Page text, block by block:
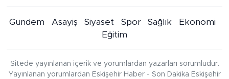
Gündem Asayiş Siyaset Spor Sağlık
Ekonomi
Eğitim
Sitede yayınlanan içerik ve yorumlardan yazarları sorumludur.
Yayınlanan yorumlardan Eskişehir Haber - Son Dakika Eskişehir